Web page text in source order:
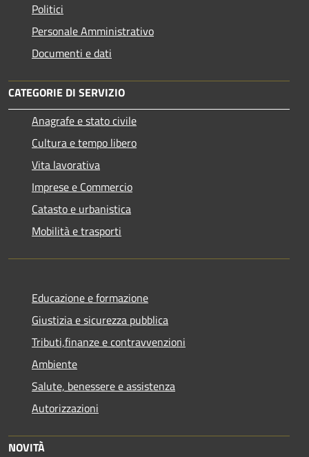
Politici
Personale Amministrativo
Documenti e dati
CATEGORIE DI SERVIZIO
Anagrafe e stato civile
Cultura e tempo libero
Vita lavorativa
Imprese e Commercio
Catasto e urbanistica
Mobilità e trasporti
Educazione e formazione
Giustizia e sicurezza pubblica
Tributi,finanze e contravvenzioni
Ambiente
Salute, benessere e assistenza
Autorizzazioni
NOVITÀ